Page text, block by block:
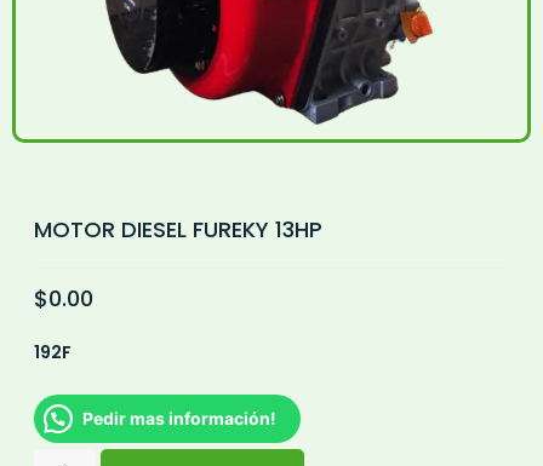
MOTOR DIESEL FUREKY 13HP
$0.00
192F
Pedir mas información!